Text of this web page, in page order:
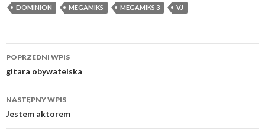
DOMINION MEGAMIKS MEGAMIKS 3 VJ
Zobacz wpisy
POPRZEDNI WPIS
gitara obywatelska
NASTĘPNY WPIS
Jestem aktorem